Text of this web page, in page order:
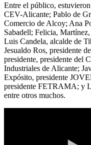
Entre el público,
CEV-Alicante; Pablo de
Comercio de Alcoy; Ana
Sabadell; Felicia,
Luis Candela, alcalde de
Jesualdo Ros, presidente
presidente, presidente del
Industriales de Alicante;
Expósito, presidente
presidente FETRAMA; y
entre otros muchos.